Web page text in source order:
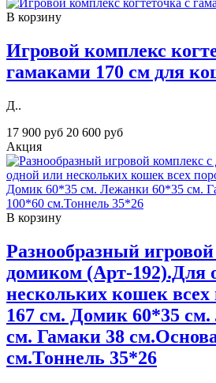
В корзину
Игровой комплекс
гамаками 170 см для
Д..
17 900 руб 20 600 руб
Акция
В корзину
Разнообразный
домиком (Арт-192).Для
нескольких кошек
167 см. Домик 60*35
см. Гамаки 38
см.Тоннель 35*26